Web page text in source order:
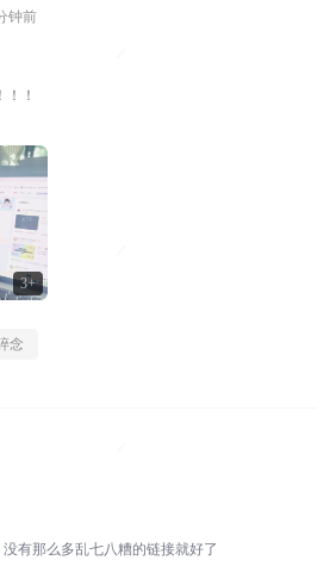
钟前
3+
！
念
还是WPS好用 要是简化一下 没有那么多乱七八糟的链接就好了